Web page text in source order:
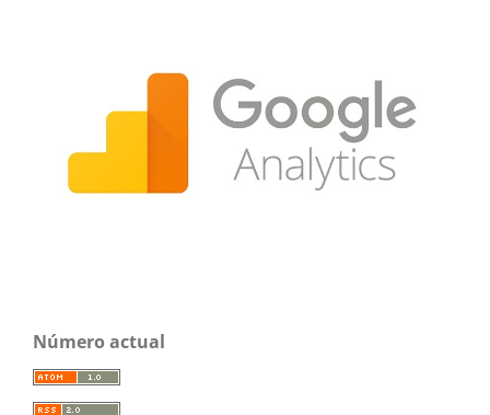
Número actual